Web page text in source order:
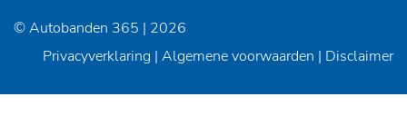
© Autobanden 365 | 2026
Privacyverklaring | Algemene voorwaarden | Disclaimer